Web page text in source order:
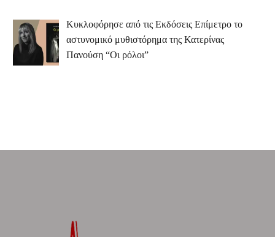
Κυκλοφόρησε από τις Εκδόσεις Επίμετρο το
αστυνομικό μυθιστόρημα της Κατερίνας
Πανούση “Οι ρόλοι”